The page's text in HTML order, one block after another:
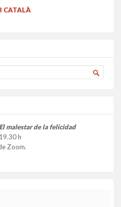
CATALÀ

El malestar de la felicidad
h
Zoom.